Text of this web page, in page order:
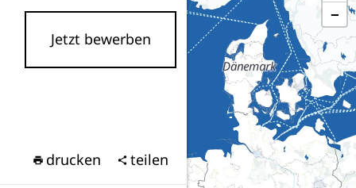
Jetzt bewerben
drucken teilen
−